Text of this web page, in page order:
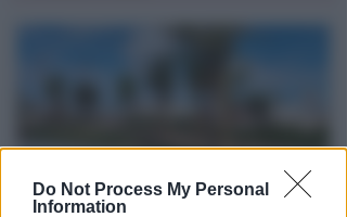
Do Not Process My Personal
Information